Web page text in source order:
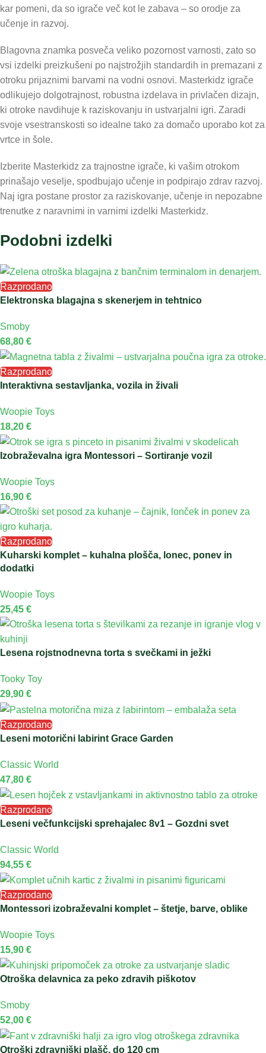
kar pomeni, da so igrače več kot le zabava – so orodje za
učenje in razvoj.
Blagovna znamka posveča veliko pozornost varnosti, zato so
vsi izdelki preizkušeni po najstrožjih standardih in premazani z
otroku prijaznimi barvami na vodni osnovi. Masterkidz igrače
odlikujejo dolgotrajnost, robustna izdelava in privlačen dizajn,
ki otroke navdihuje k raziskovanju in ustvarjalni igri. Zaradi
svoje vsestranskosti so idealne tako za domačo uporabo kot za
vrtce in šole.
Izberite Masterkidz za trajnostne igrače, ki vašim otrokom
prinašajo veselje, spodbujajo učenje in podpirajo zdrav razvoj.
Naj igra postane prostor za raziskovanje, učenje in nepozabne
trenutke z naravnimi in varnimi izdelki Masterkidz.
Podobni izdelki
Razprodano
Elektronska blagajna s skenerjem in tehtnico
Smoby
68,80 €
Razprodano
Interaktivna sestavljanka, vozila in živali
Woopie Toys
18,20 €
Izobraževalna igra Montessori – Sortiranje vozil
Woopie Toys
16,90 €
Razprodano
Kuharski komplet – kuhalna plošča, lonec, ponev in
dodatki
Woopie Toys
25,45 €
Lesena rojstnodnevna torta s svečkami in ježki
Tooky Toy
29,90 €
Razprodano
Leseni motorični labirint Grace Garden
Classic World
47,80 €
Razprodano
Leseni večfunkcijski sprehajalec 8v1 – Gozdni svet
Classic World
94,55 €
Razprodano
Montessori izobraževalni komplet – štetje, barve, oblike
Woopie Toys
15,90 €
Otroška delavnica za peko zdravih piškotov
Smoby
52,00 €
Otroški zdravniški plašč, do 120 cm